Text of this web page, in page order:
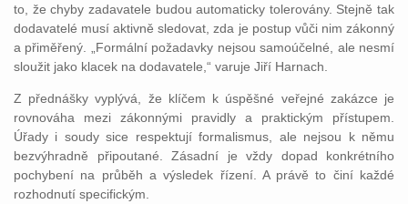
to, že chyby zadavatele budou automaticky tolerovány. Stejně tak
dodavatelé musí aktivně sledovat, zda je postup vůči nim zákonný
a přiměřený. „Formální požadavky nejsou samoúčelné, ale nesmí
sloužit jako klacek na dodavatele,“ varuje Jiří Harnach.
Z přednášky vyplývá, že klíčem k úspěšné veřejné zakázce je
rovnováha mezi zákonnými pravidly a praktickým přístupem.
Úřady i soudy sice respektují formalismus, ale nejsou k němu
bezvýhradně připoutané. Zásadní je vždy dopad konkrétního
pochybení na průběh a výsledek řízení. A právě to činí každé
rozhodnutí specifickým.